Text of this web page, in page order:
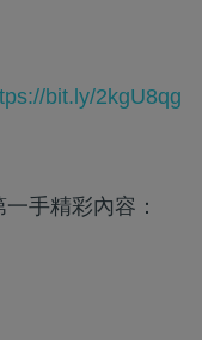
bit.ly/2kgU8qg
手精彩內容：